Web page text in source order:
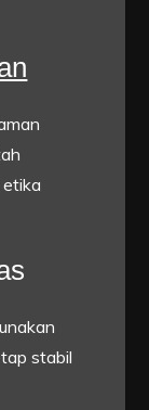
stabil